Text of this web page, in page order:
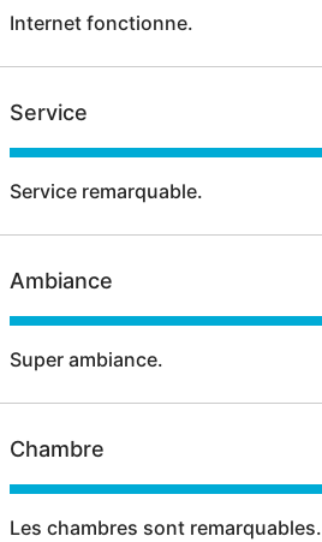
Internet fonctionne.
Service
Service remarquable.
Ambiance
Super ambiance.
Chambre
Les chambres sont remarquables.